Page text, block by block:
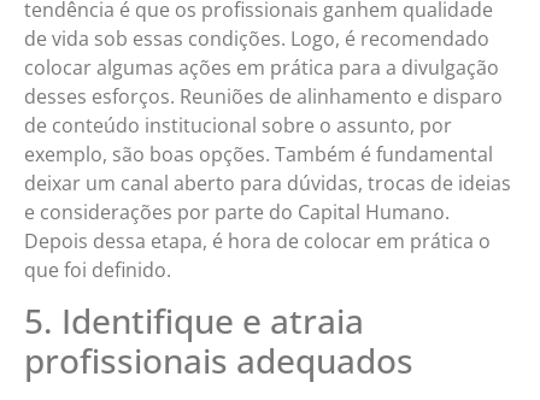
tendência é que os profissionais ganhem qualidade
de vida sob essas condições. Logo, é recomendado
colocar algumas ações em prática para a divulgação
desses esforços. Reuniões de alinhamento e disparo
de conteúdo institucional sobre o assunto, por
exemplo, são boas opções. Também é fundamental
deixar um canal aberto para dúvidas, trocas de ideias
e considerações por parte do Capital Humano.
Depois dessa etapa, é hora de colocar em prática o
que foi definido.
5. Identifique e atraia
profissionais adequados